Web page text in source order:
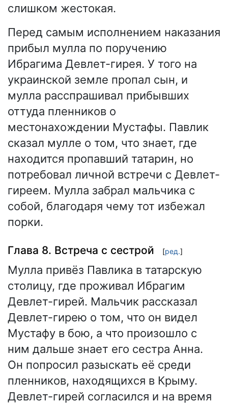
слишком жестокая.
Перед самым исполнением наказания
прибыл мулла по поручению
Ибрагима Девлет-гирея. У того на
украинской земле пропал сын, и
мулла расспрашивал прибывших
оттуда пленников о
местонахождении Мустафы. Павлик
сказал мулле о том, что знает, где
находится пропавший татарин, но
потребовал личной встречи с Девлет-
гиреем. Мулла забрал мальчика с
собой, благодаря чему тот избежал
порки.
Глава 8. Встреча с сестрой [ред.]
Мулла привёз Павлика в татарскую
столицу, где проживал Ибрагим
Девлет-гирей. Мальчик рассказал
Девлет-гирею о том, что он видел
Мустафу в бою, а что произошло с
ним дальше знает его сестра Анна.
Он попросил разыскать её среди
пленников, находящихся в Крыму.
Девлет-гирей согласился и на время